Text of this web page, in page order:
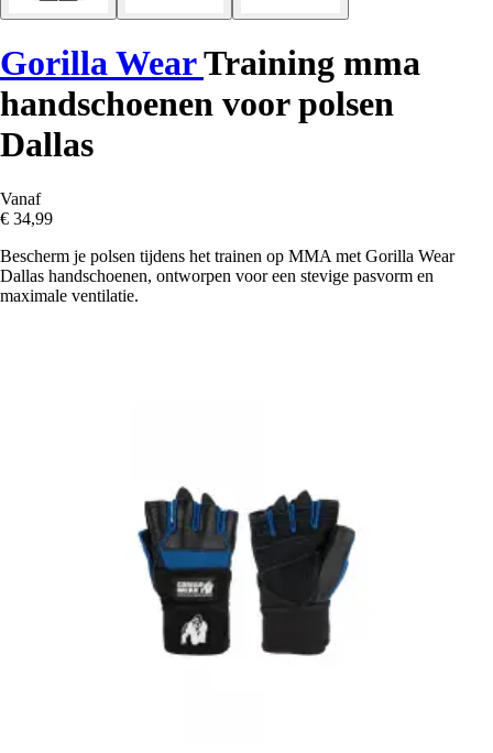
Gorilla WearTraining mma
handschoenen voor polsen
Dallas
Vanaf
€ 34,99
Bescherm je polsen tijdens het trainen op MMA met Gorilla Wear
Dallas handschoenen, ontworpen voor een stevige pasvorm en
maximale ventilatie.